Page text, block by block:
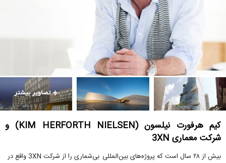
کیم هرفورت نیلسون (KIM HERFORTH NIELSEN) و
شرکت معماری 3XN
بیش از ۲۸ سال است که پروژه‌های بین‌المللی بی‌شماری را از شرکت 3XN واقع در